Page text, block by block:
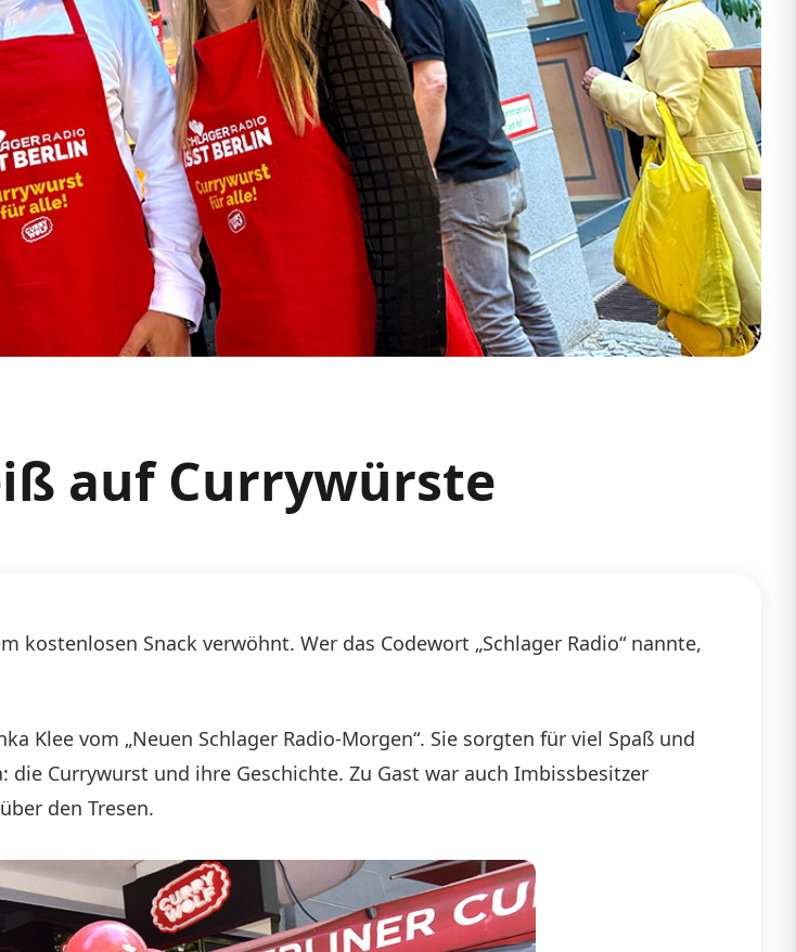
auf Currywürste
kostenlosen Snack verwöhnt. Wer das Codewort „Schlager Radio“ nannte,
Klee vom „Neuen Schlager Radio-Morgen“. Sie sorgten für viel Spaß und
Currywurst und ihre Geschichte. Zu Gast war auch Imbissbesitzer
den Tresen.